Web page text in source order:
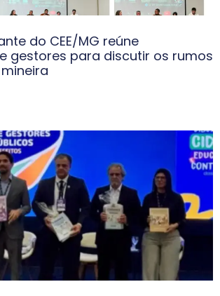
do CEE/MG reúne
gestores para discutir os rumos